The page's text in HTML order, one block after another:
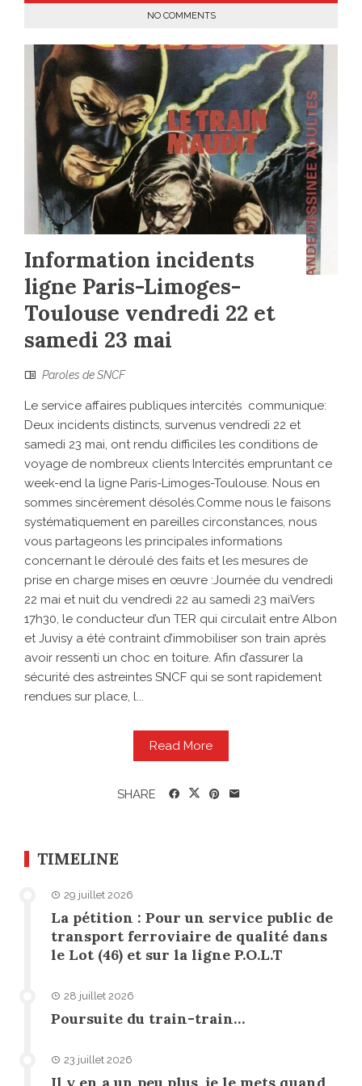
NO COMMENTS
Information incidents
ligne Paris-Limoges-
Toulouse vendredi 22 et
samedi 23 mai
Paroles de SNCF
Le service affaires publiques intercités communique:
Deux incidents distincts, survenus vendredi 22 et
samedi 23 mai, ont rendu difficiles les conditions de
voyage de nombreux clients Intercités empruntant ce
week-end la ligne Paris-Limoges-Toulouse. Nous en
sommes sincèrement désolés.Comme nous le faisons
systématiquement en pareilles circonstances, nous
vous partageons les principales informations
concernant le déroulé des faits et les mesures de
prise en charge mises en œuvre :Journée du vendredi
22 mai et nuit du vendredi 22 au samedi 23 maiVers
17h30, le conducteur d’un TER qui circulait entre Albon
et Juvisy a été contraint d’immobiliser son train après
avoir ressenti un choc en toiture. Afin d’assurer la
sécurité des astreintes SNCF qui se sont rapidement
rendues sur place, l...
Read More
SHARE
TIMELINE
29 juillet 2026
La pétition : Pour un service public de
transport ferroviaire de qualité dans
le Lot (46) et sur la ligne P.O.L.T
28 juillet 2026
Poursuite du train-train…
23 juillet 2026
Il y en a un peu plus, je le mets quand